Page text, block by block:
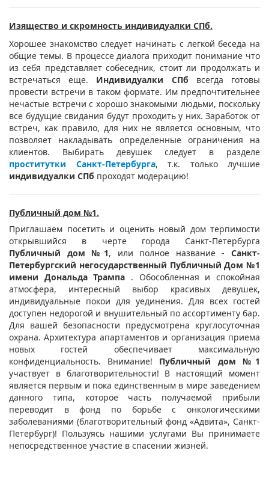
Изящество и скромность индивидуалки СПб.
Хорошее знакомство следует начинать с легкой беседа на
общие темы. В процессе диалога приходит понимание что
из себя представляет собеседник, стоит ли продолжать и
встречаться еще. Индивидуалки СПб всегда готовы
провести встречи в таком формате. Им предпочтительнее
нечастые встречи с хорошо знакомыми людьми, поскольку
все будущие свидания будут проходить у них. Заработок от
встреч, как правило, для них не является основным, что
позволяет накладывать определенные ограничения на
клиентов. Выбирать девушек следует в разделе
проститутки Санкт-Петербурга, т.к. только лучшие
индивидуалки СПб проходят модерацию!
Публичный дом №1.
Приглашаем посетить и оценить новый дом терпимости
открывшийся в черте города Санкт-Петербурга
Публичный дом №1, или полное название - Санкт-
Петербургский негосударственный Публичный Дом №1
имени Дональда Трампа . Обособленная и спокойная
атмосфера, интересный выбор красивых девушек,
индивидуальные покои для уединения. Для всех гостей
доступен недорогой и внушительный по ассортименту бар.
Для вашей безопасности предусмотрена круглосуточная
охрана. Архитектура апартаментов и организация приема
новых гостей обеспечивает максимальную
конфиденциальность. Внимание! Публичный дом №1
участвует в благотворительности! В настоящий момент
является первым и пока единственным в мире заведением
данного типа, которое часть получаемой прибыли
переводит в фонд по борьбе с онкологическими
заболеваниями (благотворительный фонд «Адвита», Санкт-
Петербург)! Пользуясь нашими услугами Вы принимаете
непосредственное участие в спасении жизней.